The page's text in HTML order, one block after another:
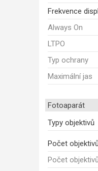
Frekvence
Always On
LTPO
Typ ochrany
Maximální jas
Fotoaparát
Typy objektivů
Počet
Počet